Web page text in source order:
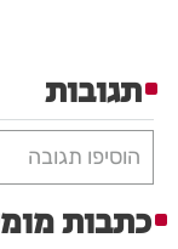
תגובות
הוסיפו תגובה
כתבות